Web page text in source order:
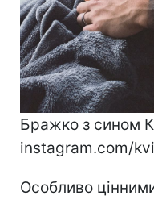
Бражко з сином
instagram.com/
Особливо